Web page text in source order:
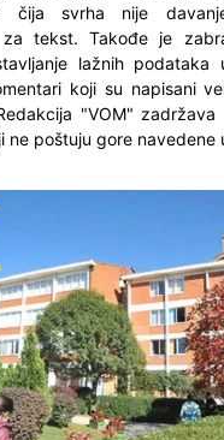
čija svrha nije
za tekst. Takođe je
lažnih podataka
koji su napisani
"VOM"
ne poštuju gore navedene